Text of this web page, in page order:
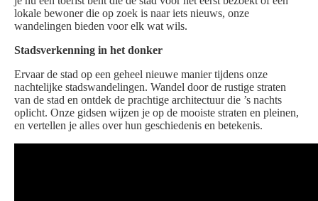
lokale bewoner die op zoek is naar iets nieuws, onze
wandelingen bieden voor elk wat wils.
Stadsverkenning in het donker
Ervaar de stad op een geheel nieuwe manier tijdens onze
nachtelijke stadswandelingen. Wandel door de rustige straten
van de stad en ontdek de prachtige architectuur die ’s nachts
oplicht. Onze gidsen wijzen je op de mooiste straten en pleinen,
en vertellen je alles over hun geschiedenis en betekenis.